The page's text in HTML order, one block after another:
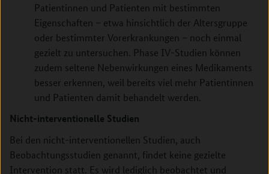
Patientinnen und Patienten mit bestimmten
Eigenschaften – etwa hinsichtlich der Altersgruppe
oder bestimmter Vorerkrankungen – noch einmal
gezielt zu untersuchen. Phase IV-Studien können
zudem seltene Nebenwirkungen eines Medikaments
besser erkennen, weil bereits viel mehr Patientinnen
und Patienten damit behandelt werden.
Nicht-interventionelle Studien
Bei den nicht-interventionellen Studien, auch
Beobachtungsstudien genannt, findet keine gezielte
Intervention statt. Es wird lediglich beobachtet und